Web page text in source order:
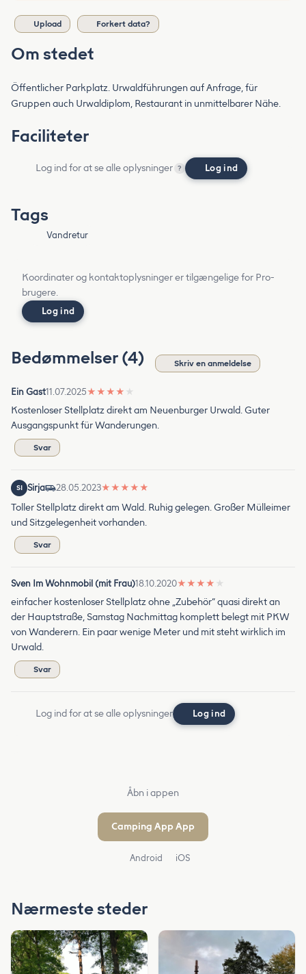
Upload Forkert data?
Om stedet
Öffentlicher Parkplatz. Urwaldführungen auf Anfrage, für
Gruppen auch Urwaldiplom, Restaurant in unmittelbarer Nähe.
Faciliteter
Log ind for at se alle oplysninger ? Log ind
Tags
Vandretur
Koordinater og kontaktoplysninger er tilgængelige for Pro-
brugere.
Log ind
Bedømmelser (4) Skriv en anmeldelse
Ein Gast11.07.2025★ ★ ★ ★ ★
Kostenloser Stellplatz direkt am Neuenburger Urwald. Guter
Ausgangspunkt für Wanderungen.
Svar
SI Sirja 28.05.2023★ ★ ★ ★ ★
Toller Stellplatz direkt am Wald. Ruhig gelegen. Großer Mülleimer
und Sitzgelegenheit vorhanden.
Svar
Sven Im Wohnmobil (mit Frau)18.10.2020★ ★ ★ ★ ★
einfacher kostenloser Stellplatz ohne „Zubehör“ quasi direkt an
der Hauptstraße, Samstag Nachmittag komplett belegt mit PKW
von Wanderern. Ein paar wenige Meter und mit steht wirklich im
Urwald.
Svar
Log ind for at se alle oplysninger Log ind
Åbn i appen
Camping App App
Android iOS
Nærmeste steder